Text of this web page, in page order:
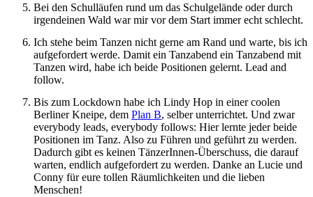
Bei den Schulläufen rund um das Schulgelände oder durch
irgendeinen Wald war mir vor dem Start immer echt schlecht.
Ich stehe beim Tanzen nicht gerne am Rand und warte, bis ich
aufgefordert werde. Damit ein Tanzabend ein Tanzabend mit
Tanzen wird, habe ich beide Positionen gelernt. Lead and
follow.
Bis zum Lockdown habe ich Lindy Hop in einer coolen
Berliner Kneipe, dem Plan B, selber unterrichtet. Und zwar
everybody leads, everybody follows: Hier lernte jeder beide
Positionen im Tanz. Also zu Führen und geführt zu werden.
Dadurch gibt es keinen TänzerInnen-Überschuss, die darauf
warten, endlich aufgefordert zu werden. Danke an Lucie und
Conny für eure tollen Räumlichkeiten und die lieben
Menschen!